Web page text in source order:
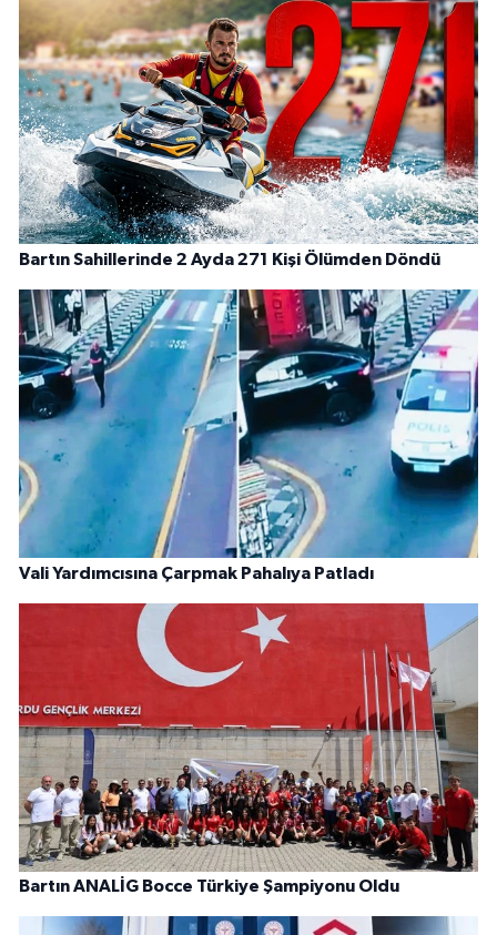
Bartın Sahillerinde 2 Ayda 271 Kişi Ölümden Döndü
Vali Yardımcısına Çarpmak Pahalıya Patladı
Bartın ANALİG Bocce Türkiye Şampiyonu Oldu